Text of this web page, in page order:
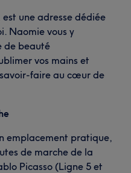
une adresse dédiée
Naomie vous y
de beauté
vos mains et
faire au cœur de
emplacement pratique,
de marche de la
Picasso (Ligne 5 et